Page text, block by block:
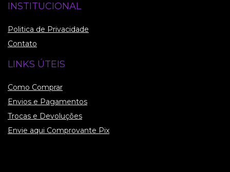
INSTITUCIONAL
Politica de Privacidade
Contato
LINKS ÚTEIS
Como Comprar
Envios e Pagamentos
Trocas e Devoluções
Envie aqui Comprovante Pix